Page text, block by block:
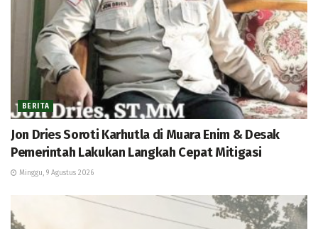
BERITA
Jon Dries Soroti Karhutla di Muara Enim & Desak
Pemerintah Lakukan Langkah Cepat Mitigasi
Minggu, 9 Agustus 2026